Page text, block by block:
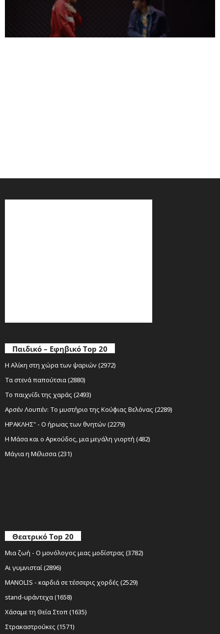
Παιδικό – Εφηβικό Top 20
Η Αλίκη στη χώρα των ψαριών (2972)
Τα στενά παπούτσια (2880)
Το παιχνίδι της χαράς (2493)
Αρσέν Λουπέν: Το μυστήριο της Κούφιας Βελόνας (2289)
ΗΡΑΚΛΗΣ" - Ο ήρωας των θνητών (2279)
Η Μάσα και ο Αρκούδος, μια μεγάλη γιορτή (482)
Μάγια η Μέλισσα (231)
Θεατρικό Top 20
Μια ζωή - Ο μονόλογος μιας μοδίστρας (3782)
Αι γυμνισταί (2896)
MANOLIS - καρδιά σε τέσσερις χορδές (2529)
stand-upάντεχα (1658)
Χάσαμε τη Θεία Στοπ (1635)
Στρακαστρούκες (1571)